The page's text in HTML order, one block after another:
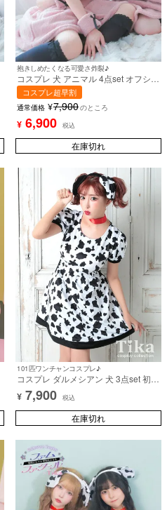
抱きしめたくなる可愛さ炸裂♪
コスプレ 犬 アニマル 4点set オフショ
ル ウエストレース リボン 体型カバー
フレアスカート ふわもこ ピンクプー
ドル (ワンピース/カチューシャ/チョ
ーカー/カフス)【ハロウィン】[tk-
hw220408a]
コスプレ超早割
通常価格 ¥7,900のところ
¥ 6,900 税込
在庫切れ
101匹ワンチャンコスプレ♪
コスプレ ダルメシアン 犬 3点set 初心
者 フレアスカート 半袖 アニマル [3点
セット] (ワンピース/チョーカー/カチ
ューシャ)【ハロウィン】[tk-
¥ 7,900 税込
在庫切れ